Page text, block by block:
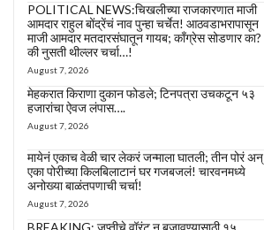
POLITICAL NEWS:चिखलीच्या राजकारणात माजी
आमदार राहुल बोंद्रेंचं नाव पुन्हा चर्चेत! आठवडाभरापासून
माजी आमदार मतदारसंघातून गायब; काँग्रेस सोडणार का?
की नुसती थील्लर चर्चा…!
August 7, 2026
मेहकरात किराणा दुकान फोडले; टिनपत्रा उचकटून ५३
हजारांचा ऐवज लंपास….
August 7, 2026
मायेनं एकाच वेळी चार लेकरं जन्माला घातली; तीन पोरं अन्
एका पोरीच्या किलबिलाटानं घर गजबजलं! चारवनमध्ये
अनोख्या बाळंतपणाची चर्चा!
August 7, 2026